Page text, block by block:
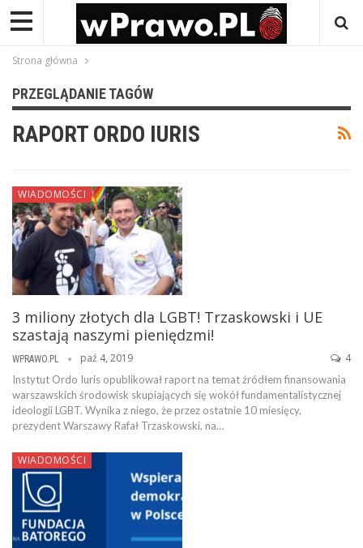
Strona główna
PRZEGLĄDANIE TAGÓW
RAPORT ORDO IURIS
WIADOMOŚCI
3 miliony złotych dla LGBT! Trzaskowski i UE
szastają naszymi pieniędzmi!
WPRAWO.PL paź 4, 2019 4
Instytut Ordo Iuris opublikował raport na temat źródłem finansowania
warszawskich środowisk skupiających się wokół fundamentalistycznej
ideologii LGBT. Wynika z niego, że przez ostatnie 10 miesięcy,
prezydent Warszawy Rafał Trzaskowski, na…
WIADOMOŚCI